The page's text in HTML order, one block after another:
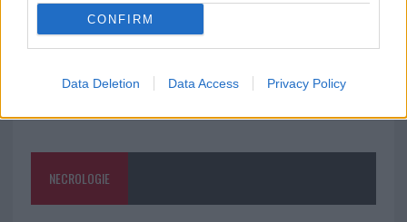
CONFIRM
Data Deletion Data Access Privacy Policy
NECROLOGIE